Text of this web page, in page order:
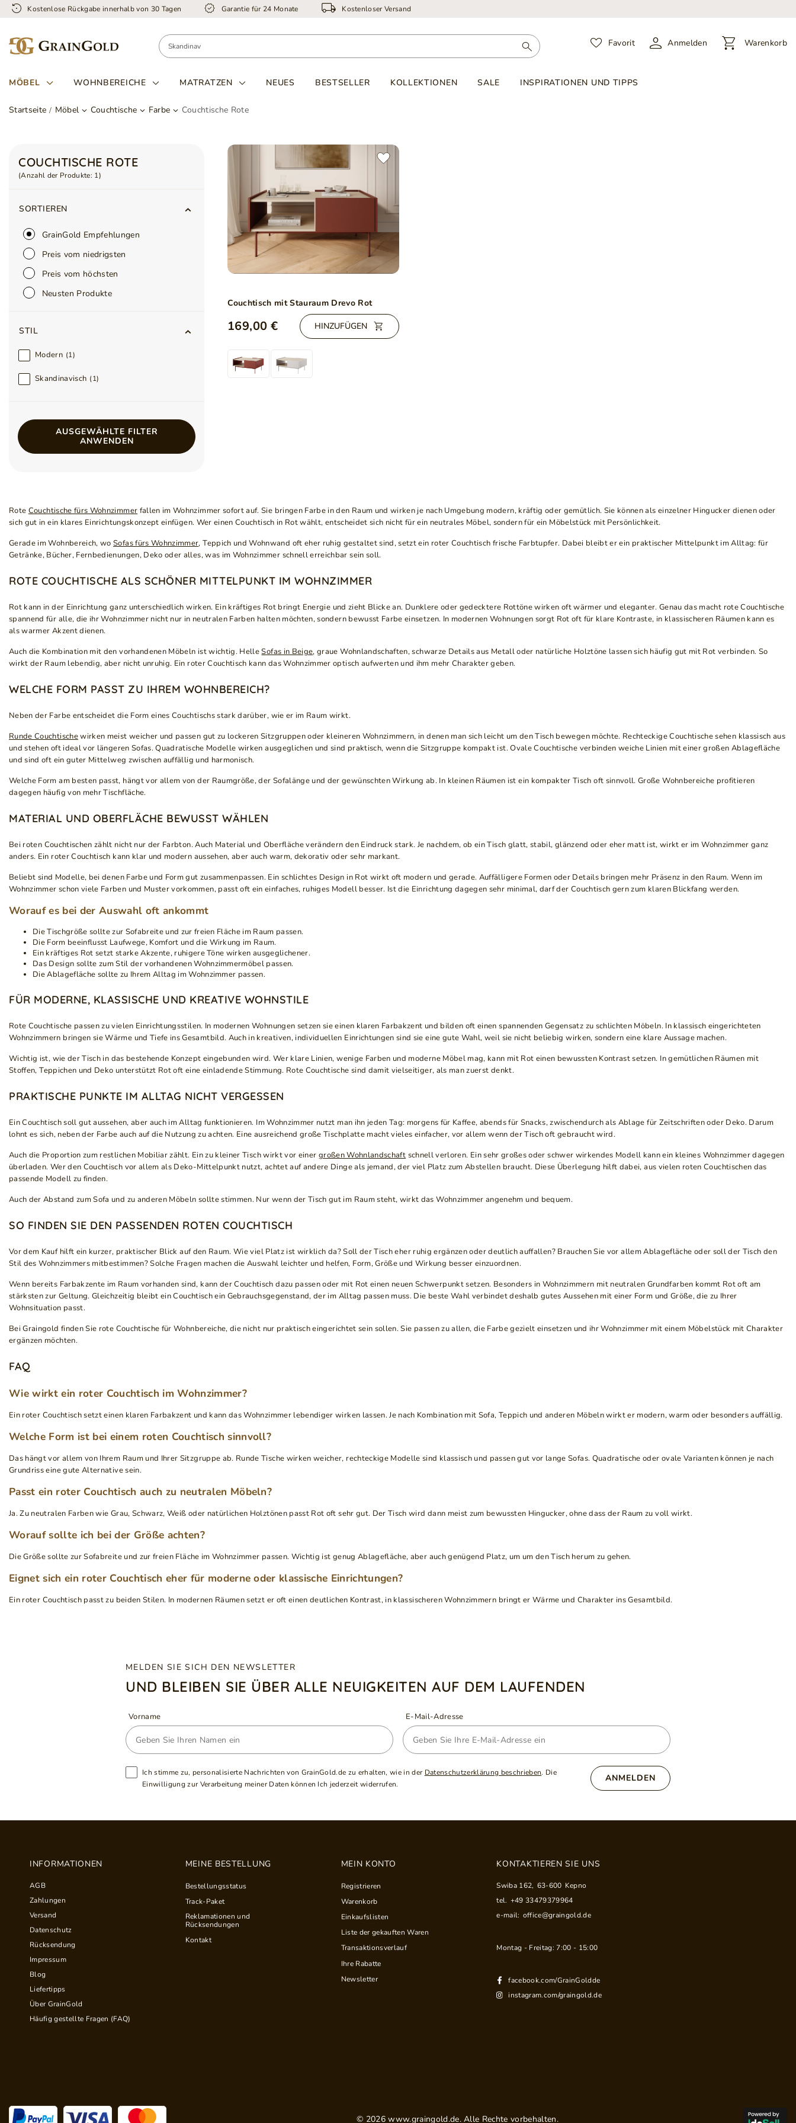
Kostenlose Rückgabe innerhalb von 30 Tagen Garantie für 24 Monate Kostenloser Versand
Favorit Anmelden Warenkorb
MÖBEL WOHNBEREICHE MATRATZEN NEUES BESTSELLER KOLLEKTIONEN SALE INSPIRATIONEN UND TIPPS
Startseite Möbel Couchtische Farbe Couchtische Rote
COUCHTISCHE ROTE
(Anzahl der Produkte: 1)
SORTIEREN
GrainGold Empfehlungen
Preis vom niedrigsten
Preis vom höchsten
Neusten Produkte
STIL
Modern 1
Skandinavisch 1
AUSGEWÄHLTE FILTER
ANWENDEN
Couchtisch mit Stauraum Drevo Rot
169,00 € HINZUFÜGEN
Rote Couchtische fürs Wohnzimmer fallen im Wohnzimmer sofort auf. Sie bringen Farbe in den Raum und wirken je nach Umgebung modern, kräftig oder gemütlich. Sie können als einzelner Hingucker dienen oder
sich gut in ein klares Einrichtungskonzept einfügen. Wer einen Couchtisch in Rot wählt, entscheidet sich nicht für ein neutrales Möbel, sondern für ein Möbelstück mit Persönlichkeit.
Gerade im Wohnbereich, woSofas fürs Wohnzimmer, Teppich und Wohnwand oft eher ruhig gestaltet sind, setzt ein roter Couchtisch frische Farbtupfer. Dabei bleibt er ein praktischer Mittelpunkt im Alltag: für
Getränke, Bücher, Fernbedienungen, Deko oder alles, was im Wohnzimmer schnell erreichbar sein soll.
ROTE COUCHTISCHE ALS SCHÖNER MITTELPUNKT IM WOHNZIMMER
Rot kann in der Einrichtung ganz unterschiedlich wirken. Ein kräftiges Rot bringt Energie und zieht Blicke an. Dunklere oder gedecktere Rottöne wirken oft wärmer und eleganter. Genau das macht rote Couchtische
spannend für alle, die ihr Wohnzimmer nicht nur in neutralen Farben halten möchten, sondern bewusst Farbe einsetzen. In modernen Wohnungen sorgt Rot oft für klare Kontraste, in klassischeren Räumen kann es
als warmer Akzent dienen.
Auch die Kombination mit den vorhandenen Möbeln ist wichtig. HelleSofas in Beige, graue Wohnlandschaften, schwarze Details aus Metall oder natürliche Holztöne lassen sich häufig gut mit Rot verbinden. So
wirkt der Raum lebendig, aber nicht unruhig. Ein roter Couchtisch kann das Wohnzimmer optisch aufwerten und ihm mehr Charakter geben.
WELCHE FORM PASST ZU IHREM WOHNBEREICH?
Neben der Farbe entscheidet die Form eines Couchtischs stark darüber, wie er im Raum wirkt.
Runde Couchtischewirken meist weicher und passen gut zu lockeren Sitzgruppen oder kleineren Wohnzimmern, in denen man sich leicht um den Tisch bewegen möchte. Rechteckige Couchtische sehen klassisch aus
und stehen oft ideal vor längeren Sofas. Quadratische Modelle wirken ausgeglichen und sind praktisch, wenn die Sitzgruppe kompakt ist. Ovale Couchtische verbinden weiche Linien mit einer großen Ablagefläche
und sind oft ein guter Mittelweg zwischen auffällig und harmonisch.
Welche Form am besten passt, hängt vor allem von der Raumgröße, der Sofalänge und der gewünschten Wirkung ab. In kleinen Räumen ist ein kompakter Tisch oft sinnvoll. Große Wohnbereiche profitieren
dagegen häufig von mehr Tischfläche.
MATERIAL UND OBERFLÄCHE BEWUSST WÄHLEN
Bei roten Couchtischen zählt nicht nur der Farbton. Auch Material und Oberfläche verändern den Eindruck stark. Je nachdem, ob ein Tisch glatt, stabil, glänzend oder eher matt ist, wirkt er im Wohnzimmer ganz
anders. Ein roter Couchtisch kann klar und modern aussehen, aber auch warm, dekorativ oder sehr markant.
Beliebt sind Modelle, bei denen Farbe und Form gut zusammenpassen. Ein schlichtes Design in Rot wirkt oft modern und gerade. Auffälligere Formen oder Details bringen mehr Präsenz in den Raum. Wenn im
Wohnzimmer schon viele Farben und Muster vorkommen, passt oft ein einfaches, ruhiges Modell besser. Ist die Einrichtung dagegen sehr minimal, darf der Couchtisch gern zum klaren Blickfang werden.
Worauf es bei der Auswahl oft ankommt
Die Tischgröße sollte zur Sofabreite und zur freien Fläche im Raum passen.
Die Form beeinflusst Laufwege, Komfort und die Wirkung im Raum.
Ein kräftiges Rot setzt starke Akzente, ruhigere Töne wirken ausgeglichener.
Das Design sollte zum Stil der vorhandenen Wohnzimmermöbel passen.
Die Ablagefläche sollte zu Ihrem Alltag im Wohnzimmer passen.
FÜR MODERNE, KLASSISCHE UND KREATIVE WOHNSTILE
Rote Couchtische passen zu vielen Einrichtungsstilen. In modernen Wohnungen setzen sie einen klaren Farbakzent und bilden oft einen spannenden Gegensatz zu schlichten Möbeln. In klassisch eingerichteten
Wohnzimmern bringen sie Wärme und Tiefe ins Gesamtbild. Auch in kreativen, individuellen Einrichtungen sind sie eine gute Wahl, weil sie nicht beliebig wirken, sondern eine klare Aussage machen.
Wichtig ist, wie der Tisch in das bestehende Konzept eingebunden wird. Wer klare Linien, wenige Farben und moderne Möbel mag, kann mit Rot einen bewussten Kontrast setzen. In gemütlichen Räumen mit
Stoffen, Teppichen und Deko unterstützt Rot oft eine einladende Stimmung. Rote Couchtische sind damit vielseitiger, als man zuerst denkt.
PRAKTISCHE PUNKTE IM ALLTAG NICHT VERGESSEN
Ein Couchtisch soll gut aussehen, aber auch im Alltag funktionieren. Im Wohnzimmer nutzt man ihn jeden Tag: morgens für Kaffee, abends für Snacks, zwischendurch als Ablage für Zeitschriften oder Deko. Darum
lohnt es sich, neben der Farbe auch auf die Nutzung zu achten. Eine ausreichend große Tischplatte macht vieles einfacher, vor allem wenn der Tisch oft gebraucht wird.
Auch die Proportion zum restlichen Mobiliar zählt. Ein zu kleiner Tisch wirkt vor einer großen Wohnlandschaft schnell verloren. Ein sehr großes oder schwer wirkendes Modell kann ein kleines Wohnzimmer dagegen
überladen. Wer den Couchtisch vor allem als Deko-Mittelpunkt nutzt, achtet auf andere Dinge als jemand, der viel Platz zum Abstellen braucht. Diese Überlegung hilft dabei, aus vielen roten Couchtischen das
passende Modell zu finden.
Auch der Abstand zum Sofa und zu anderen Möbeln sollte stimmen. Nur wenn der Tisch gut im Raum steht, wirkt das Wohnzimmer angenehm und bequem.
SO FINDEN SIE DEN PASSENDEN ROTEN COUCHTISCH
Vor dem Kauf hilft ein kurzer, praktischer Blick auf den Raum. Wie viel Platz ist wirklich da? Soll der Tisch eher ruhig ergänzen oder deutlich auffallen? Brauchen Sie vor allem Ablagefläche oder soll der Tisch den
Stil des Wohnzimmers mitbestimmen? Solche Fragen machen die Auswahl leichter und helfen, Form, Größe und Wirkung besser einzuordnen.
Wenn bereits Farbakzente im Raum vorhanden sind, kann der Couchtisch dazu passen oder mit Rot einen neuen Schwerpunkt setzen. Besonders in Wohnzimmern mit neutralen Grundfarben kommt Rot oft am
stärksten zur Geltung. Gleichzeitig bleibt ein Couchtisch ein Gebrauchsgegenstand, der im Alltag passen muss. Die beste Wahl verbindet deshalb gutes Aussehen mit einer Form und Größe, die zu Ihrer
Wohnsituation passt.
Bei Graingold finden Sie rote Couchtische für Wohnbereiche, die nicht nur praktisch eingerichtet sein sollen. Sie passen zu allen, die Farbe gezielt einsetzen und ihr Wohnzimmer mit einem Möbelstück mit Charakter
ergänzen möchten.
FAQ
Wie wirkt ein roter Couchtisch im Wohnzimmer?
Ein roter Couchtisch setzt einen klaren Farbakzent und kann das Wohnzimmer lebendiger wirken lassen. Je nach Kombination mit Sofa, Teppich und anderen Möbeln wirkt er modern, warm oder besonders auffällig.
Welche Form ist bei einem roten Couchtisch sinnvoll?
Das hängt vor allem von Ihrem Raum und Ihrer Sitzgruppe ab. Runde Tische wirken weicher, rechteckige Modelle sind klassisch und passen gut vor lange Sofas. Quadratische oder ovale Varianten können je nach
Grundriss eine gute Alternative sein.
Passt ein roter Couchtisch auch zu neutralen Möbeln?
Ja. Zu neutralen Farben wie Grau, Schwarz, Weiß oder natürlichen Holztönen passt Rot oft sehr gut. Der Tisch wird dann meist zum bewussten Hingucker, ohne dass der Raum zu voll wirkt.
Worauf sollte ich bei der Größe achten?
Die Größe sollte zur Sofabreite und zur freien Fläche im Wohnzimmer passen. Wichtig ist genug Ablagefläche, aber auch genügend Platz, um um den Tisch herum zu gehen.
Eignet sich ein roter Couchtisch eher für moderne oder klassische Einrichtungen?
Ein roter Couchtisch passt zu beiden Stilen. In modernen Räumen setzt er oft einen deutlichen Kontrast, in klassischeren Wohnzimmern bringt er Wärme und Charakter ins Gesamtbild.
MELDEN SIE SICH DEN NEWSLETTER
UND BLEIBEN SIE ÜBER ALLE NEUIGKEITEN AUF DEM LAUFENDEN
Vorname E-Mail-Adresse
Ich stimme zu, personalisierte Nachrichten von GrainGold.de zu erhalten, wie in der Datenschutzerklärung beschrieben. Die
Einwilligung zur Verarbeitung meiner Daten können Ich jederzeit widerrufen.
ANMELDEN
INFORMATIONEN
AGB
Zahlungen
Versand
Datenschutz
Rücksendung
Impressum
Blog
Liefertipps
Über GrainGold
Häufig gestellte Fragen (FAQ)
MEINE BESTELLUNG
Bestellungsstatus
Track-Paket
Reklamationen und
Rücksendungen
Kontakt
MEIN KONTO
Registrieren
Warenkorb
Einkaufslisten
Liste der gekauften Waren
Transaktionsverlauf
Ihre Rabatte
Newsletter
KONTAKTIEREN SIE UNS
Swiba 162, 63-600 Kepno
tel. +49 33479379964
e-mail: office@graingold.de
Montag - Freitag: 7:00 - 15:00
facebook.com/GrainGoldde
instagram.com/graingold.de
© 2026www.graingold.de. Alle Rechte vorbehalten.